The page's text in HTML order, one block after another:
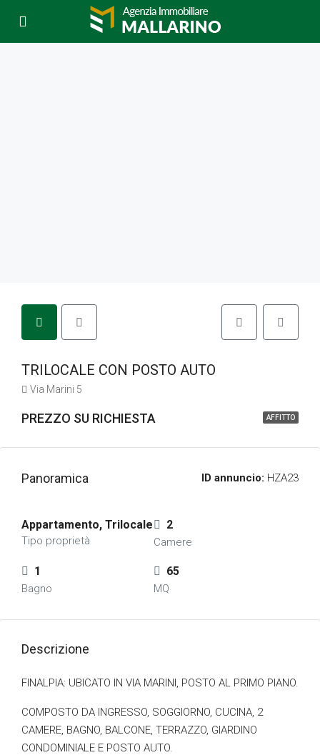
TRILOCALE CON POSTO AUTO
Via Marini 5
PREZZO SU RICHIESTA AFFITTO
Panoramica ID annuncio: HZA23
Appartamento, Trilocale
Tipo proprietà
2
Camere
1
Bagno
65
MQ
Descrizione
FINALPIA: UBICATO IN VIA MARINI, POSTO AL PRIMO PIANO.
COMPOSTO DA INGRESSO, SOGGIORNO, CUCINA, 2
CAMERE, BAGNO, BALCONE, TERRAZZO, GIARDINO
CONDOMINIALE E POSTO AUTO.